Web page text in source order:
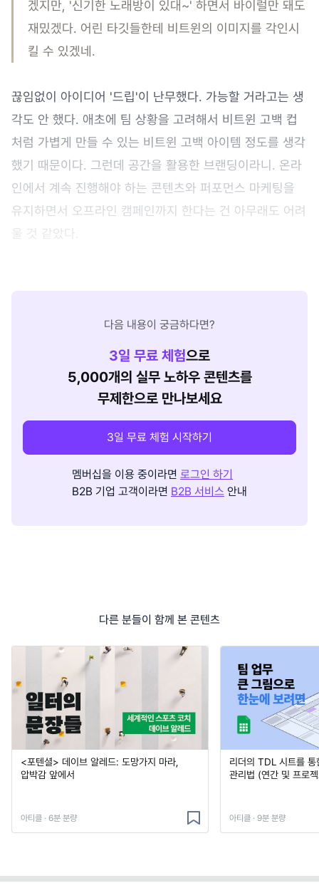
겠지만, '신기한 노래방이 있대~' 하면서 바이럴만 돼도
재밌겠다. 어린 타깃들한테 비트윈의 이미지를 각인시
킬 수 있겠네.
끊임없이 아이디어 '드립'이 난무했다. 가능할 거라고는 생
각도 안 했다. 애초에 팀 상황을 고려해서 비트윈 고백 컵
처럼 가볍게 만들 수 있는 비트윈 고백 아이템 정도를 생각
했기 때문이다. 그런데 공간을 활용한 브랜딩이라니. 온라
인에서 계속 진행해야 하는 콘텐츠와 퍼포먼스 마케팅을
유지하면서 오프라인 캠페인까지 한다는 건 아무래도 어려
울 것 같았다.
다음 내용이 궁금하다면?
3일 무료 체험으로
5,000개의 실무 노하우 콘텐츠를
무제한으로 만나보세요
3일 무료 체험 시작하기
멤버십을 이용 중이라면 로그인 하기
B2B 기업 고객이라면 B2B 서비스 안내
다른 분들이 함께 본 콘텐츠
<포텐셜> 데이브 알레드: 도망가지 마라,
압박감 앞에서
아티클 · 6분 분량
리더의 TDL 시트를
관리법 (연간 및 프로
아티클 · 9분 분량